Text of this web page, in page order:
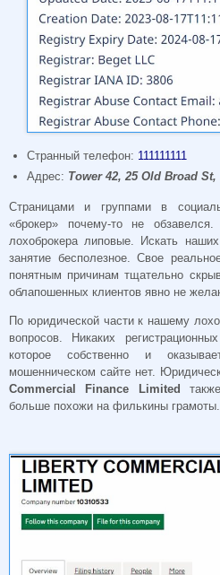
Странный телефон: 111111111
Адрес: Tower 42, 25 Old Broad
Страницами и группами в
«брокер» почему-то не
лохоброкера липовые. Искать
занятие бесполезное. Свое
понятным причинам тщательно
облапошенных клиентов явно не
По юридической части к нашему
вопросов. Никаких
которое собственно и
мошенническом сайте нет.
Commercial Finance Limited
больше похожи на филькины грамоты.